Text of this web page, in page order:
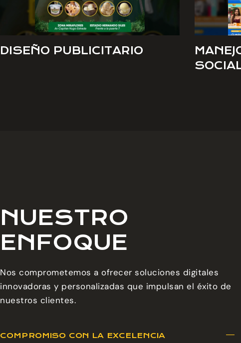
DISEÑO PUBLICITARIO
NUESTRO
ENFOQUE
Nos comprometemos a ofrecer soluciones digitales
innovadoras y personalizadas que impulsan el éxito de
nuestros clientes.
COMPROMISO CON LA EXCELENCIA